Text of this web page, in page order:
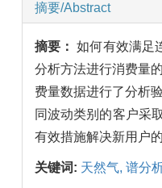
摘要/Abstract
摘要：如何有效满足
分析方法进行消费量
费量数据进行了分析
同波动类别的客户采
有效措施解决新用户
关键词: 天然气, 谱分